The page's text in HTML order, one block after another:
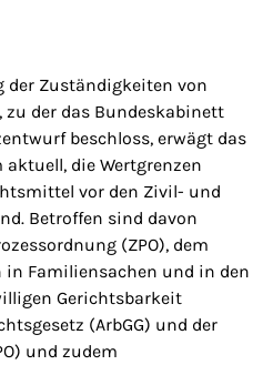
der Zuständigkeiten von
der das Bundeskabinett
beschloss, erwägt das
die Wertgrenzen
vor den Zivil- und
Betroffen sind davon
(ZPO), dem
in Familiensachen und in den
Gerichtsbarkeit
(ArbGG) und der
und zudem